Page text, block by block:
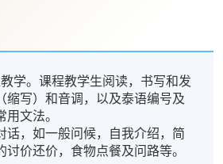
学。课程教学生阅读，书写和发
缩写）和音调，以及泰语编号及
文法。
话，如一般问候，自我介绍，简
价还价，食物点餐及问路等。